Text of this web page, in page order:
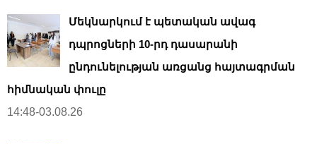
Մեկնարկում է պետական ավագ
դպրոցների 10-րդ դասարանի
ընդունելության առցանց հայտագրման
հիմնական փուլը
14:48-03.08.26